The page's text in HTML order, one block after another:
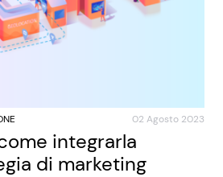
02 Agosto 2023
integrarla
di marketing